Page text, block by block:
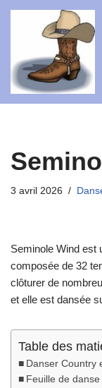
contenu
3 avril 2026
Seminole Wind est
composée de 32
clôturer de
et elle est dansée
Table des
Danser Country
Feuille de